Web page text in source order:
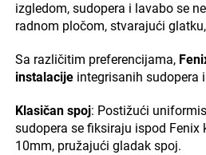
izgledom, sudopera i lavabo se
radnom pločom, stvarajući
Sa različitim preferencijama,
instalacijeintegrisanih sudopera
Klasičan spoj: Postižući
sudopera se fiksiraju ispod Fenix
10mm, pružajući gladak spoj.